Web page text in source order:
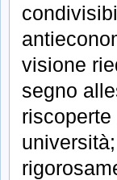
visione
segno